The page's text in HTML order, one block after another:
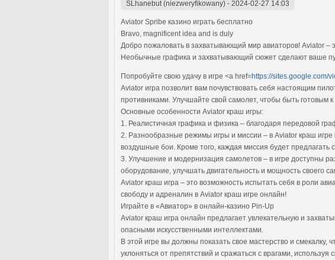
SLhanebut (niezweryfikowany) - 2024-02-27 14:03
Aviator Spribe казино играть бесплатно
Bravo, magnificent idea and is duly
Добро пожаловать в захватывающий мир авиаторов! Aviator –
Необычные графика и захватывающий сюжет сделают ваше
Попробуйте свою удачу в игре <a href=https://sites.google.com/
Aviator игра позволит вам почувствовать себя настоящим
противниками. Улучшайте свой самолет, чтобы быть готовым
Основные особенности Aviator краш игры:
1. Реалистичная графика и физика – благодаря передовой
2. Разнообразные режимы игры и миссии – в Aviator краш
воздушные бои. Кроме того, каждая миссия будет предлагать
3. Улучшение и модернизация самолетов – в игре доступны
оборудование, улучшать двигательность и мощность своего
Aviator краш игра – это возможность испытать себя в роли
свободу и адреналин в Aviator краш игре онлайн!
Играйте в «Авиатор» в онлайн-казино Pin-Up
Aviator краш игра онлайн предлагает увлекательную и
опасными искусственными интеллектами.
В этой игре вы должны показать свое мастерство и
уклоняться от препятствий и сражаться с врагами, используя